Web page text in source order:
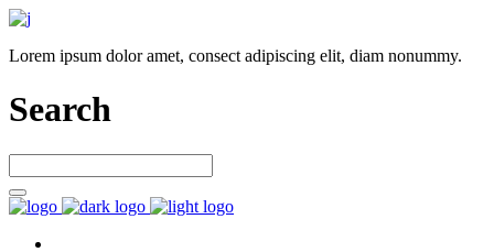
Lorem ipsum dolor amet, consect adipiscing elit, diam nonummy.
Search